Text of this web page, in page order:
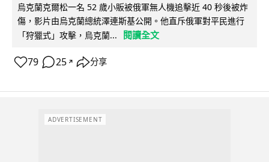
烏克蘭克爾松一名 52 歲小販被俄軍無人機追擊近 40 秒後被炸
傷，影片由烏克蘭總統澤連斯基公開。他直斥俄軍對平民進行
「狩獵式」攻擊，烏克蘭...
閱讀全文
79 25 ↗ 分享
ADVERTISEMENT